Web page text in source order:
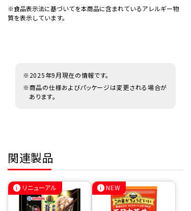
※食品表示法に基づいてを本商品に含まれているアレルギー物
質を表示しています。
※2025年9月現在の情報です。
※商品の仕様およびパッケージは変更される場合が
あります。
関連製品
リニューアル NEW